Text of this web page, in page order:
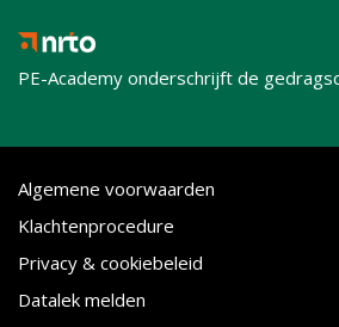
PE-Academy onderschrijft de
Algemene voorwaarden
Klachtenprocedure
Privacy & cookiebeleid
Datalek melden